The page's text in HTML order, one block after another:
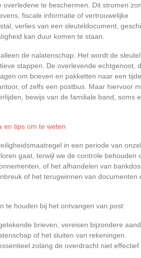
te beschermen. Dit stromen
fiscale informatie of vertrouwelijke
verlies van een sleuteldocument,
kan duur komen te staan.
de nalatenschap. Het wordt de
stappen. De overlevende echtgenoot,
om brieven en pakketten naar een
of zelfs een postbus. Maar hiervoor
bewijs van de familiale band, soms
en tips om te weten
in een periode van
gaat, terwijl we de controle behouden
of het afhandelen van
of het terugwinnen van documenten
te houden bij het ontvangen van post:
brieven, vereisen bijzondere
of het sluiten van rekeningen.
zolang de overdracht niet effectief